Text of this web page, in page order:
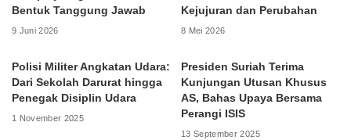
Bentuk Tanggung Jawab
9 Juni 2026
Kejujuran dan Perubahan
8 Mei 2026
Polisi Militer Angkatan Udara:
Dari Sekolah Darurat hingga
Penegak Disiplin Udara
1 November 2025
Presiden Suriah Terima
Kunjungan Utusan Khusus
AS, Bahas Upaya Bersama
Perangi ISIS
13 September 2025